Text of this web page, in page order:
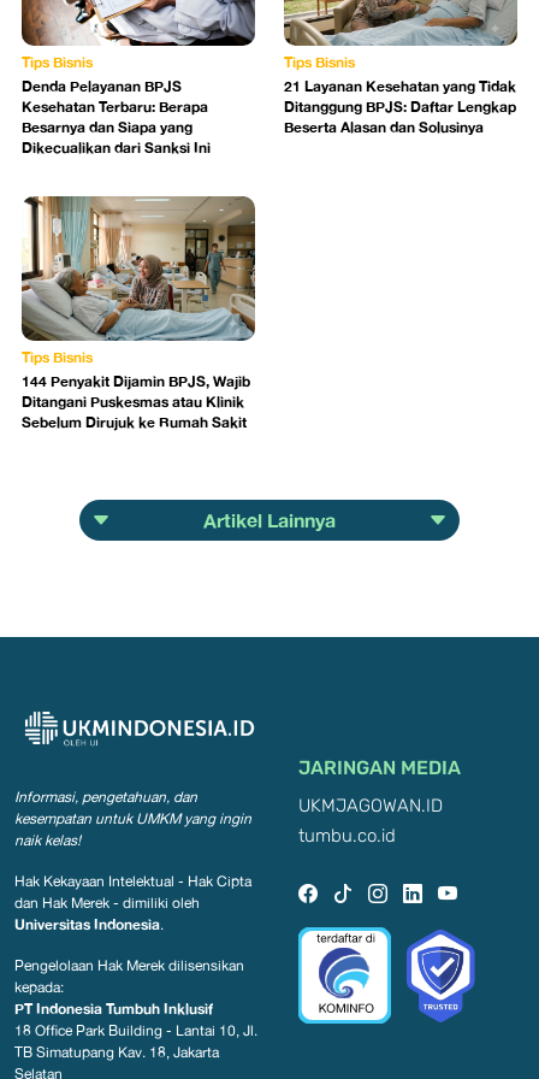
Tips Bisnis
Denda Pelayanan BPJS
Kesehatan Terbaru: Berapa
Besarnya dan Siapa yang
Dikecualikan dari Sanksi Ini
Tips Bisnis
21 Layanan Kesehatan yang Tidak
Ditanggung BPJS: Daftar Lengkap
Beserta Alasan dan Solusinya
Tips Bisnis
144 Penyakit Dijamin BPJS, Wajib
Ditangani Puskesmas atau Klinik
Sebelum Dirujuk ke Rumah Sakit
Artikel Lainnya
Informasi, pengetahuan, dan
kesempatan untuk UMKM yang ingin
naik kelas!
Hak Kekayaan Intelektual - Hak Cipta
dan Hak Merek - dimiliki oleh
Universitas Indonesia.
Pengelolaan Hak Merek dilisensikan
kepada:
PT Indonesia Tumbuh Inklusif
18 Office Park Building - Lantai 10, Jl.
TB Simatupang Kav. 18, Jakarta
Selatan
JARINGAN MEDIA
UKMJAGOWAN.ID
tumbu.co.id